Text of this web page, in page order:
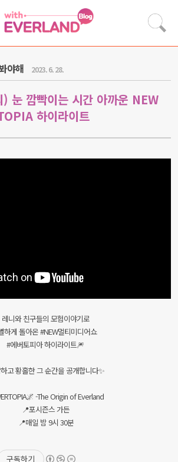
야해 2023. 6. 28.
눈 깜빡이는 시간 아까운 NEW
하이라이트
레니와 친구들의 모험이야기로
하게 돌아온 #NEW멀티미디어쇼
#에버토피아 하이라이트🎆
고 황홀한 그 순간을 공개합니다✨
-The Origin of Everland
📍포시즌스 가든
📍매일 밤 9시 30분
구독하기